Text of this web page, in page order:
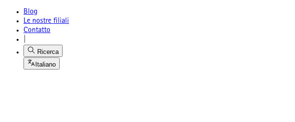
Blog
Le nostre filiali
Contatto
Ricerca
Italiano